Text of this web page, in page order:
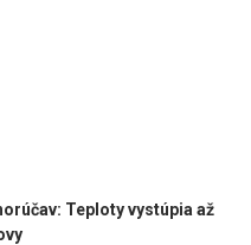
Teploty vystúpia až